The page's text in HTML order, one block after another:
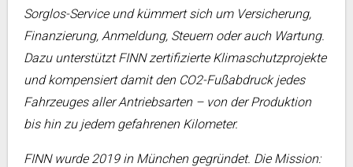
Sorglos-Service und kümmert sich um Versicherung,
Finanzierung, Anmeldung, Steuern oder auch Wartung.
Dazu unterstützt FINN zertifizierte Klimaschutzprojekte
und kompensiert damit den CO2-Fußabdruck jedes
Fahrzeuges aller Antriebsarten – von der Produktion
bis hin zu jedem gefahrenen Kilometer.
FINN wurde 2019 in München gegründet. Die Mission: